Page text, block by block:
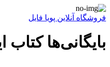
فروشگاه آنلاین پویا فایل
بایگانی‌ها